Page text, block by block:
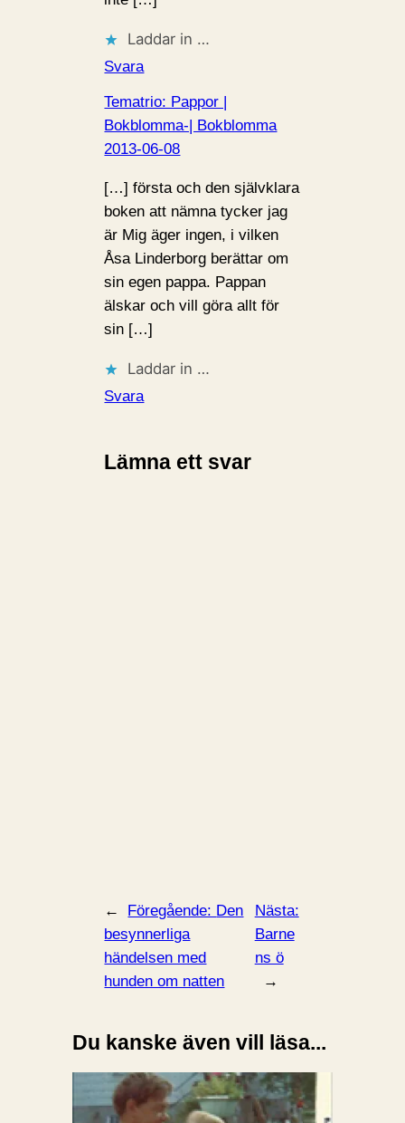
Laddar in …
Svara
Tematrio: Pappor |
Bokblomma-| Bokblomma
2013-06-08
[…] första och den självklara
boken att nämna tycker jag
är Mig äger ingen, i vilken
Åsa Linderborg berättar om
sin egen pappa. Pappan
älskar och vill göra allt för
sin […]
Laddar in …
Svara
Lämna ett svar
← Föregående: Den
besynnerliga
händelsen med
hunden om natten
Nästa:
Barne
ns ö
→
Du kanske även vill läsa...